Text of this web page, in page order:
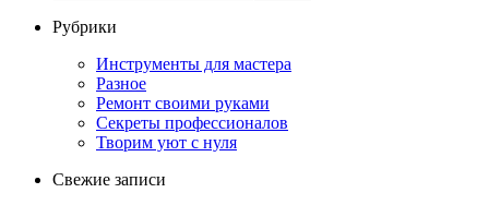
Рубрики
Инструменты для мастера
Разное
Ремонт своими руками
Секреты профессионалов
Творим уют с нуля
Свежие записи